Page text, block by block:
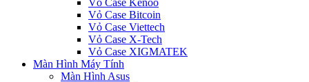
Vỏ Case Kenoo
Vỏ Case Bitcoin
Vỏ Case Viettech
Vỏ Case X-Tech
Vỏ Case XIGMATEK
Màn Hình Máy Tính
Màn Hình Asus